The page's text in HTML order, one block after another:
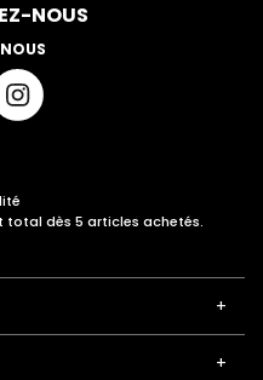
NOUS
total dès 5 articles achetés.